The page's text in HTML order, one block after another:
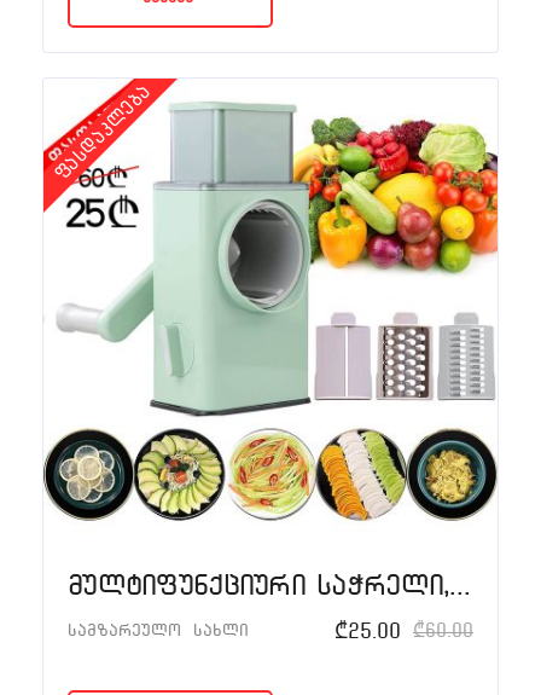
ფასდაკლება
სამზარეულო სახლი ₾60.00
₾25.00